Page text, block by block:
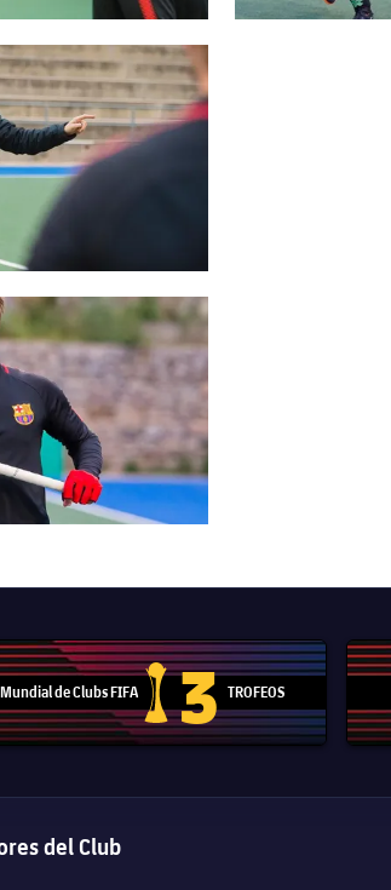
Mundial de Clubs FIFA
Trofeo del Mundial de Clubes
3 TROFEOS
del Club